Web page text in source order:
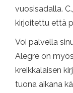
vuosisadalla.
kirjoitettu että
Voi palvella
Alegre on
kreikkalaisen
tuona aikana